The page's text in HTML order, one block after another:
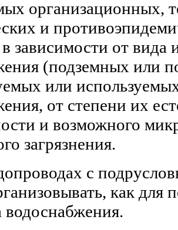
организационных,
и
зависимости от вида
(подземных или
или
от степени их
и возможного
загрязнения.
с
как для
водоснабжения.